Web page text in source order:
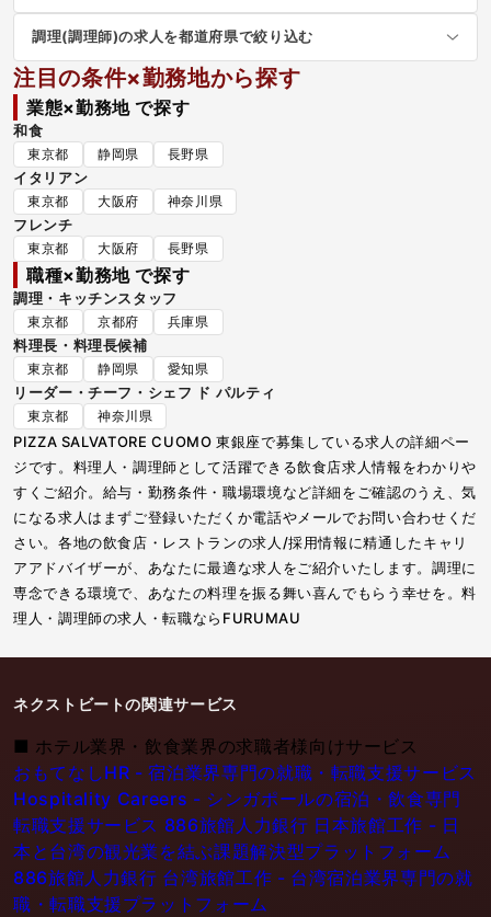
調理(調理師)の求人を都道府県で絞り込む
注目の条件×勤務地から探す
業態×勤務地 で探す
和食
東京都 静岡県 長野県
イタリアン
東京都 大阪府 神奈川県
フレンチ
東京都 大阪府 長野県
職種×勤務地 で探す
調理・キッチンスタッフ
東京都 京都府 兵庫県
料理長・料理長候補
東京都 静岡県 愛知県
リーダー・チーフ・シェフ ド パルティ
東京都 神奈川県
PIZZA SALVATORE CUOMO 東銀座で募集している求人の詳細ペー
ジです。料理人・調理師として活躍できる飲食店求人情報をわかりや
すくご紹介。給与・勤務条件・職場環境など詳細をご確認のうえ、気
になる求人はまずご登録いただくか電話やメールでお問い合わせくだ
さい。各地の飲食店・レストランの求人/採用情報に精通したキャリ
アアドバイザーが、あなたに最適な求人をご紹介いたします。調理に
専念できる環境で、あなたの料理を振る舞い喜んでもらう幸せを。料
理人・調理師の求人・転職ならFURUMAU
ネクストビートの関連サービス
■ ホテル業界・飲食業界の求職者様向けサービス
おもてなしHR - 宿泊業界専門の就職・転職支援サービス
Hospitality Careers - シンガポールの宿泊・飲食専門
転職支援サービス 886旅館人力銀行 日本旅館工作 - 日
本と台湾の観光業を結ぶ課題解決型プラットフォーム
886旅館人力銀行 台湾旅館工作 - 台湾宿泊業界専門の就
職・転職支援プラットフォーム